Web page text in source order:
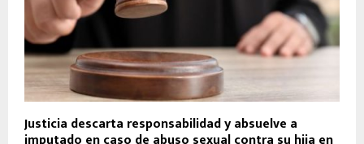
Justicia descarta responsabilidad y absuelve a